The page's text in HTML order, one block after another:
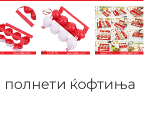
полнети ќофтиња